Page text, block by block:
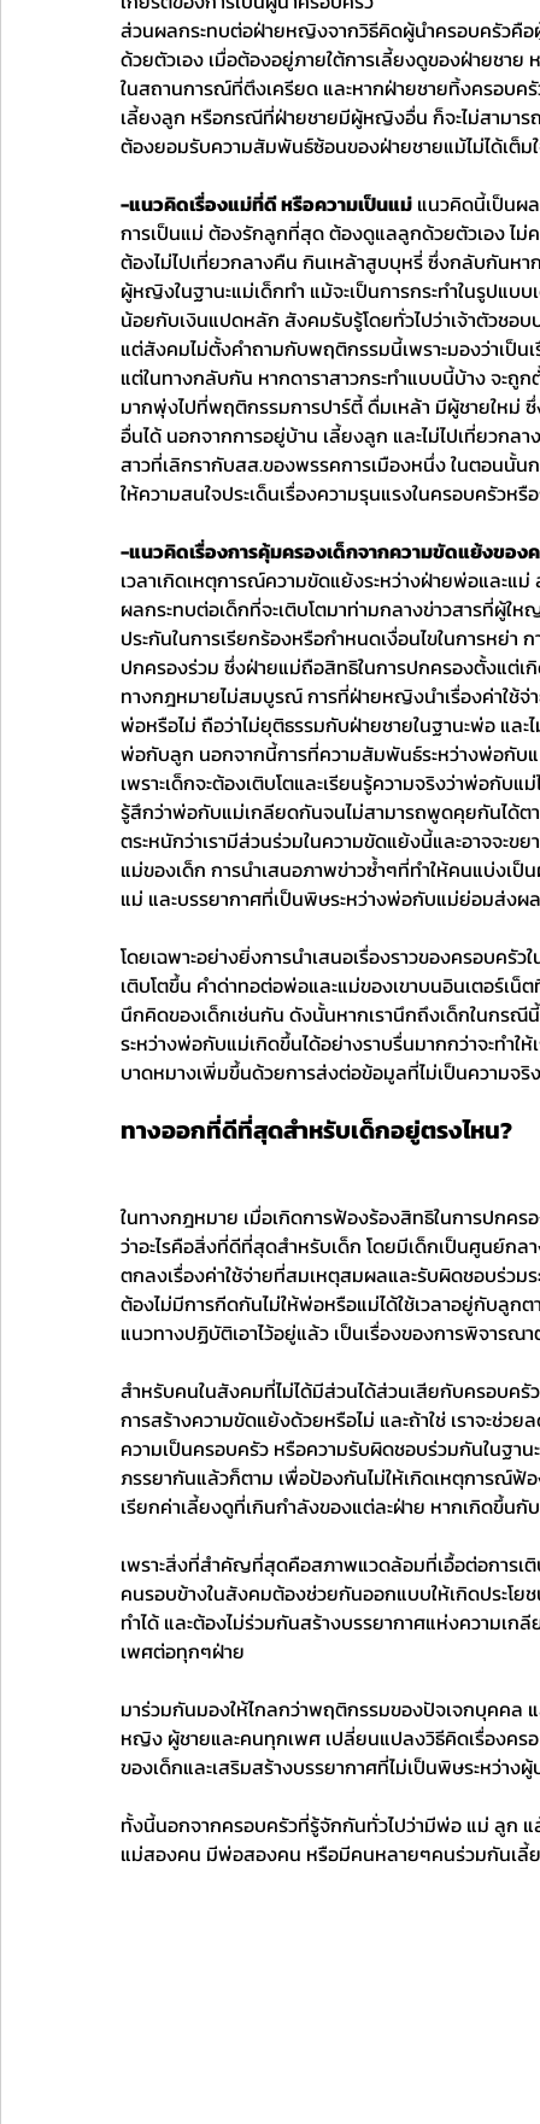
ส่วนผลกระทบต่อฝ่ายหญิงจากวิธีคิดผู้นำครอบครัวคือ
ด้วยตัวเอง เมื่อต้องอยู่ภายใต้การเลี้ยงดูของฝ่ายชาย
ในสถานการณ์ที่ตึงเครียด และหากฝ่ายชายทิ้งครอบค
เลี้ยงลูก หรือกรณีที่ฝ่ายชายมีผู้หญิงอื่น ก็จะไม่สามาร
ต้องยอมรับความสัมพันธ์ซ้อนของฝ่ายชายแม้ไม่ได้เต็ม
-แนวคิดเรื่องแม่ที่ดี หรือความเป็นแม่ แนวคิดนี้เป็นผ
การเป็นแม่ ต้องรักลูกที่สุด ต้องดูแลลูกด้วยตัวเอง ไ
ต้องไม่ไปเที่ยวกลางคืน กินเหล้าสูบบุหรี่ ซึ่งกลับกันห
ผู้หญิงในฐานะแม่เด็กทำ แม้จะเป็นการกระทำในรูปแบ
น้อยกับเงินแปดหลัก สังคมรับรู้โดยทั่วไปว่าเจ้าตัวช
แต่สังคมไม่ตั้งคำถามกับพฤติกรรมนี้เพราะมองว่าเป็
แต่ในทางกลับกัน หากดาราสาวกระทำแบบนี้บ้าง จะ
มากพุ่งไปที่พฤติกรรมการปาร์ตี้ ดื่มเหล้า มีผู้ชายใหม่
อื่นได้ นอกจากการอยู่บ้าน เลี้ยงลูก และไม่ไปเที่ยวก
สาวที่เลิกรากับสส.ของพรรคการเมืองหนึ่ง ในตอนนั้
ให้ความสนใจประเด็นเรื่องความรุนแรงในครอบครัว
-แนวคิดเรื่องการคุ้มครองเด็กจากความขัดแย้งของ
เวลาเกิดเหตุการณ์ความขัดแย้งระหว่างฝ่ายพ่อและแ
ผลกระทบต่อเด็กที่จะเติบโตมาท่ามกลางข่าวสารที่ผู้ใหญ่
ประกันในการเรียกร้องหรือกำหนดเงื่อนไขในการหย่
ปกครองร่วม ซึ่งฝ่ายแม่ถือสิทธิในการปกครองตั้งแต่เ
ทางกฎหมายไม่สมบูรณ์ การที่ฝ่ายหญิงนำเรื่องค่าใช้จ่
พ่อหรือไม่ ถือว่าไม่ยุติธรรมกับฝ่ายชายในฐานะพ่อ แล
พ่อกับลูก นอกจากนี้การที่ความสัมพันธ์ระหว่างพ่อกับ
เพราะเด็กจะต้องเติบโตและเรียนรู้ความจริงว่าพ่อกับ
รู้สึกว่าพ่อกับแม่เกลียดกันจนไม่สามารถพูดคุยกันได้ต
ตระหนักว่าเรามีส่วนร่วมในความขัดแย้งนี้และอาจจะข
แม่ของเด็ก การนำเสนอภาพข่าวซ้ำๆที่ทำให้คนแบ่งเ
แม่ และบรรยากาศที่เป็นพิษระหว่างพ่อกับแม่ย่อมส่ง
โดยเฉพาะอย่างยิ่งการนำเสนอเรื่องราวของครอบครั
เติบโตขึ้น คำด่าทอต่อพ่อและแม่ของเขาบนอินเตอร์เ
นึกคิดของเด็กเช่นกัน ดังนั้นหากเรานึกถึงเด็กในกร
ระหว่างพ่อกับแม่เกิดขึ้นได้อย่างราบรื่นมากกว่าจะทำ
บาดหมางเพิ่มขึ้นด้วยการส่งต่อข้อมูลที่ไม่เป็นความจ
ทางออกที่ดีที่สุดสำหรับเด็กอยู่ตรงไหน?
ในทางกฎหมาย เมื่อเกิดการฟ้องร้องสิทธิในการปกค
ว่าอะไรคือสิ่งที่ดีที่สุดสำหรับเด็ก โดยมีเด็กเป็นศูนย์กล
ตกลงเรื่องค่าใช้จ่ายที่สมเหตุสมผลและรับผิดชอบร่วม
ต้องไม่มีการกีดกันไม่ให้พ่อหรือแม่ได้ใช้เวลาอยู่กับลู
แนวทางปฏิบัติเอาไว้อยู่แล้ว เป็นเรื่องของการพิจารณ
สำหรับคนในสังคมที่ไม่ได้มีส่วนได้ส่วนเสียกับครอบครั
การสร้างความขัดแย้งด้วยหรือไม่ และถ้าใช่ เราจะช่ว
ความเป็นครอบครัว หรือความรับผิดชอบร่วมกันในฐา
ภรรยากันแล้วก็ตาม เพื่อป้องกันไม่ให้เกิดเหตุการณ์ฟ้
เรียกค่าเลี้ยงดูที่เกินกำลังของแต่ละฝ่าย หากเกิดขึ้นกั
เพราะสิ่งที่สำคัญที่สุดคือสภาพแวดล้อมที่เอื้อต่อการเ
คนรอบข้างในสังคมต้องช่วยกันออกแบบให้เกิดประโ
ทำได้ และต้องไม่ร่วมกันสร้างบรรยากาศแห่งความเ
เพศต่อทุกๆฝ่าย
มาร่วมกันมองให้ไกลกว่าพฤติกรรมของปัจเจกบุคคล
หญิง ผู้ชายและคนทุกเพศ เปลี่ยนแปลงวิธีคิดเรื่องคร
ของเด็กและเสริมสร้างบรรยากาศที่ไม่เป็นพิษระหว่า
ทั้งนี้นอกจากครอบครัวที่รู้จักกันทั่วไปว่ามีพ่อ แม่ ลูก
แม่สองคน มีพ่อสองคน หรือมีคนหลายๆคนร่วมกันเลี้